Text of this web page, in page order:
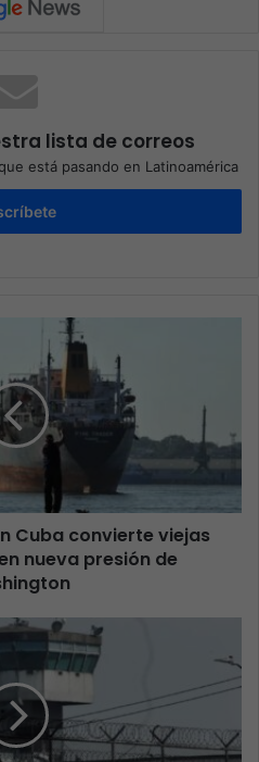
lista de correos
está pasando en Latinoamérica
Cuba convierte viejas
nueva presión de